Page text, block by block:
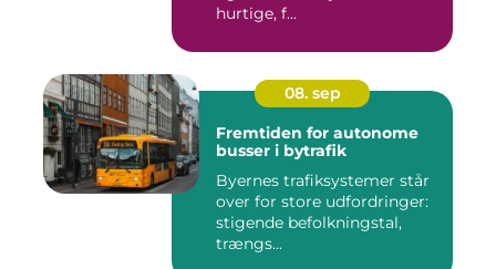
hurtige, f...
08. sep
Fremtiden for autonome
busser i bytrafik
Byernes trafiksystemer står
over for store udfordringer:
stigende befolkningstal,
trængs...